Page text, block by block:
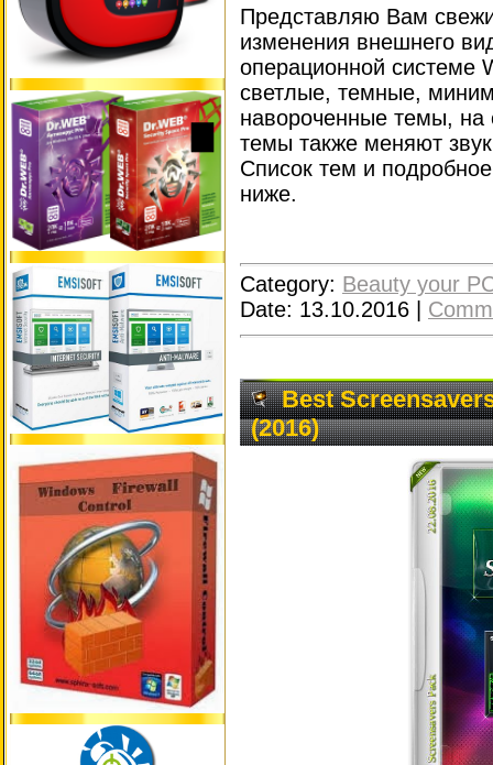
Представляю Вам
изменения внешнего
операционной системе
светлые, темные,
навороченные темы,
темы также меняют
Список тем и
ниже.
Category: Beauty your
Date: 13.10.2016
Best
(2016)